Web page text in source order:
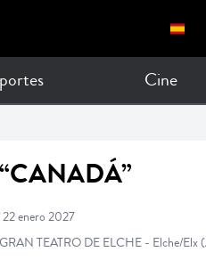
Cine
“CANADÁ”
22 enero 2027
GRAN TEATRO DE ELCHE - Elche/Elx